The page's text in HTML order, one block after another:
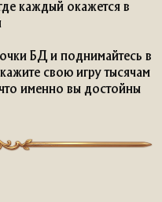
каждый окажется в
очки БД и поднимайтесь в
свою игру тысячам
именно вы достойны